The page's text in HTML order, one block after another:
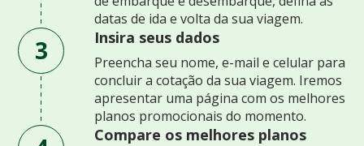
datas de ida e volta da sua viagem.
3 Insira seus dados
Preencha seu nome, e-mail e celular para
concluir a cotação da sua viagem. Iremos
apresentar uma página com os melhores
planos promocionais do momento.
Compare os melhores planos